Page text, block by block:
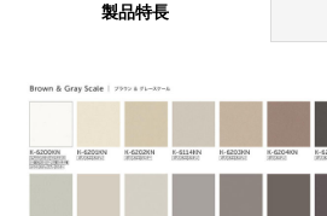
製品特長